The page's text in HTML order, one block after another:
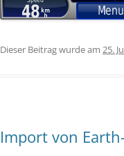
Dieser Beitrag wurde am 25.
Import von